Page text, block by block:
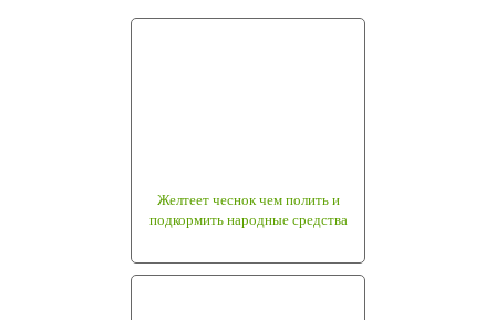
Желтеет чеснок чем полить и
подкормить народные средства